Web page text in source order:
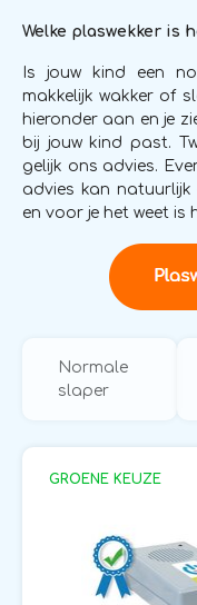
Welke plaswekker is
Is jouw kind een
makkelijk wakker of
hieronder aan en je
bij jouw kind past.
gelijk ons advies.
advies kan
en voor je het weet
Normale
slaper
GROENE KEUZE